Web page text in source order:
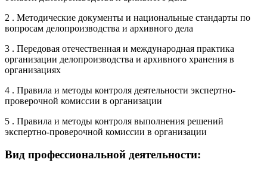
2 . Методические документы и национальные стандарты по
вопросам делопроизводства и архивного дела
3 . Передовая отечественная и международная практика
организации делопроизводства и архивного хранения в
организациях
4 . Правила и методы контроля деятельности экспертно-
проверочной комиссии в организации
5 . Правила и методы контроля выполнения решений
экспертно-проверочной комиссии в организации
Вид профессиональной деятельности: